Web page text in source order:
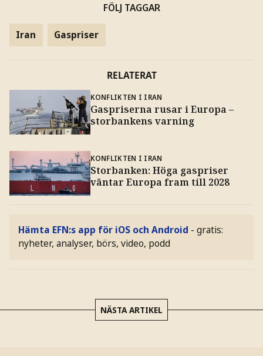
FÖLJ TAGGAR
Iran Gaspriser
RELATERAT
KONFLIKTEN I IRAN
Gaspriserna rusar i Europa –
storbankens varning
KONFLIKTEN I IRAN
Storbanken: Höga gaspriser
väntar Europa fram till 2028
Hämta EFN:s app för iOS och Android - gratis:
nyheter, analyser, börs, video, podd
NÄSTA ARTIKEL